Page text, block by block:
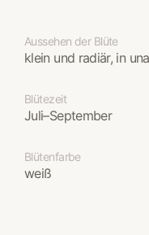
Aussehen der Blüte
klein und radiär, in
Blütezeit
Juli–September
Blütenfarbe
weiß